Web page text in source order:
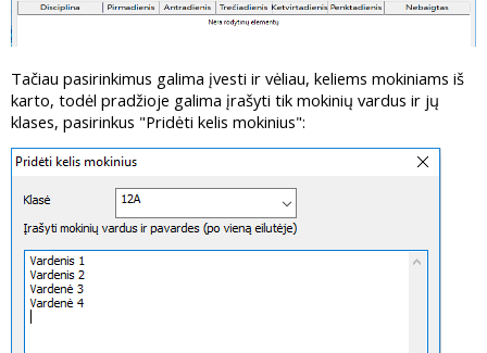
Tačiau pasirinkimus galima įvesti ir vėliau, keliems mokiniams iš
karto, todėl pradžioje galima įrašyti tik mokinių vardus ir jų
klases, pasirinkus "Pridėti kelis mokinius":